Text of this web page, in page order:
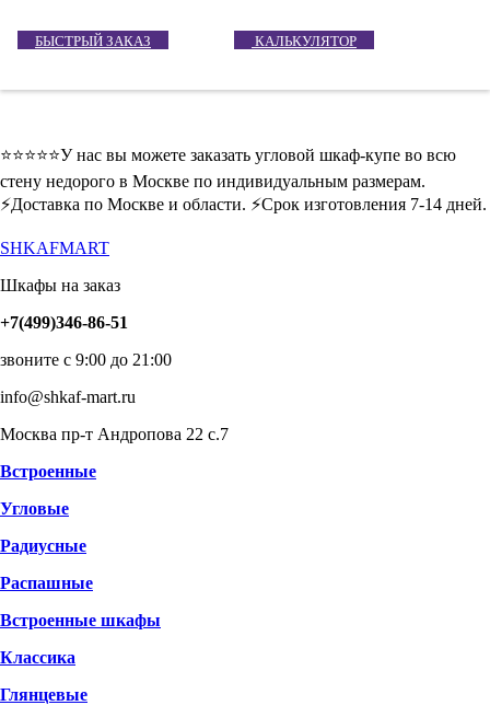
БЫСТРЫЙ ЗАКАЗ КАЛЬКУЛЯТОР
⭐️⭐️⭐️⭐️⭐️У нас вы можете заказать угловой шкаф-купе во всю
стену недорого в Москве по индивидуальным размерам.
⚡️Доставка по Москве и области. ⚡️Срок изготовления 7-14 дней.
SHKAFMART
Шкафы на заказ
+7(499)346-86-51
звоните с 9:00 до 21:00
info@shkaf-mart.ru
Москва пр-т Андропова 22 с.7
Встроенные
Угловые
Радиусные
Распашные
Встроенные шкафы
Классика
Глянцевые